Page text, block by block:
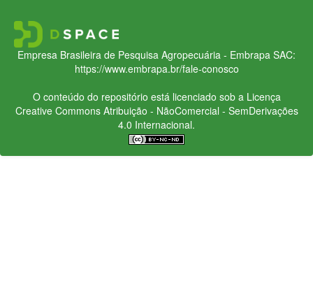
Empresa Brasileira de Pesquisa Agropecuária - Embrapa SAC:
https://www.embrapa.br/fale-conosco
O conteúdo do repositório está licenciado sob a Licença
Creative CommonsAtribuição - NãoComercial - SemDerivações
4.0 Internacional.